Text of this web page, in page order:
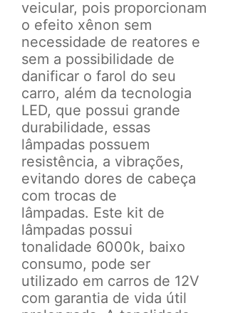
veicular, pois proporcionam
o efeito xênon sem
necessidade de reatores e
sem a possibilidade de
danificar o farol do seu
carro, além da tecnologia
LED, que possui grande
durabilidade, essas
lâmpadas possuem
resistência, a vibrações,
evitando dores de cabeça
com trocas de
lâmpadas. Este kit de
lâmpadas possui
tonalidade 6000k, baixo
consumo, pode ser
utilizado em carros de 12V
com garantia de vida útil